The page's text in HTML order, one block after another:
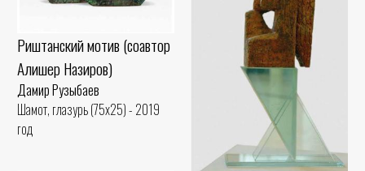
Риштанский мотив (соавтор
Алишер Назиров)
Дамир Рузыбаев
Шамот, глазурь (75x25) - 2019
год